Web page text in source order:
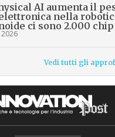
AI aumenta il
nella
ci sono 2.000 chip
Vedi tutti gli